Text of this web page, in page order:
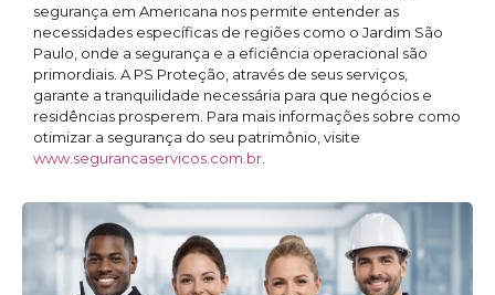
segurança em Americana nos permite entender as
necessidades específicas de regiões como o Jardim São
Paulo, onde a segurança e a eficiência operacional são
primordiais. A PS Proteção, através de seus serviços,
garante a tranquilidade necessária para que negócios e
residências prosperem. Para mais informações sobre como
otimizar a segurança do seu patrimônio, visite
www.segurancaservicos.com.br